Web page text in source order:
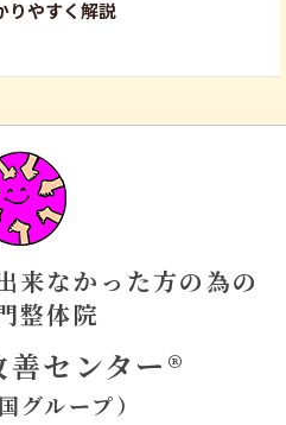
りやすく解説
来なかった方の為の
整体院
善センター®
グループ）